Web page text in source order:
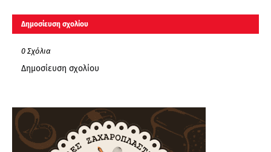
Δημοσίευση σχολίου
0 Σχόλια
Δημοσίευση σχολίου